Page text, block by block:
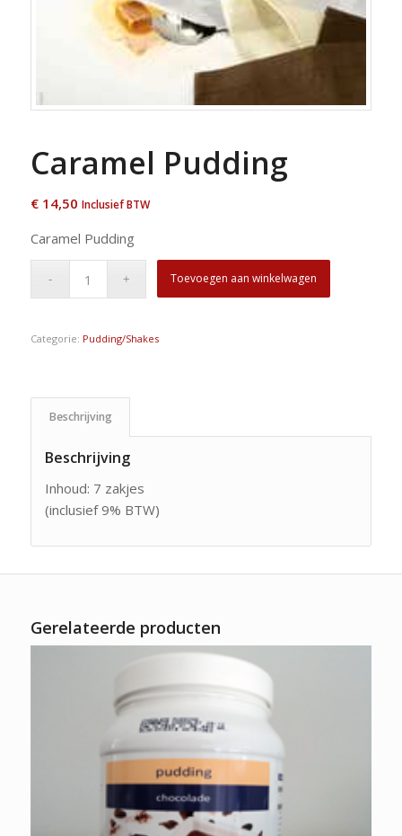
Caramel Pudding
€14,50 Inclusief BTW
Caramel Pudding
Toevoegen aan winkelwagen
Categorie: Pudding/Shakes
Beschrijving
Beschrijving
Inhoud: 7 zakjes
(inclusief 9% BTW)
Gerelateerde producten